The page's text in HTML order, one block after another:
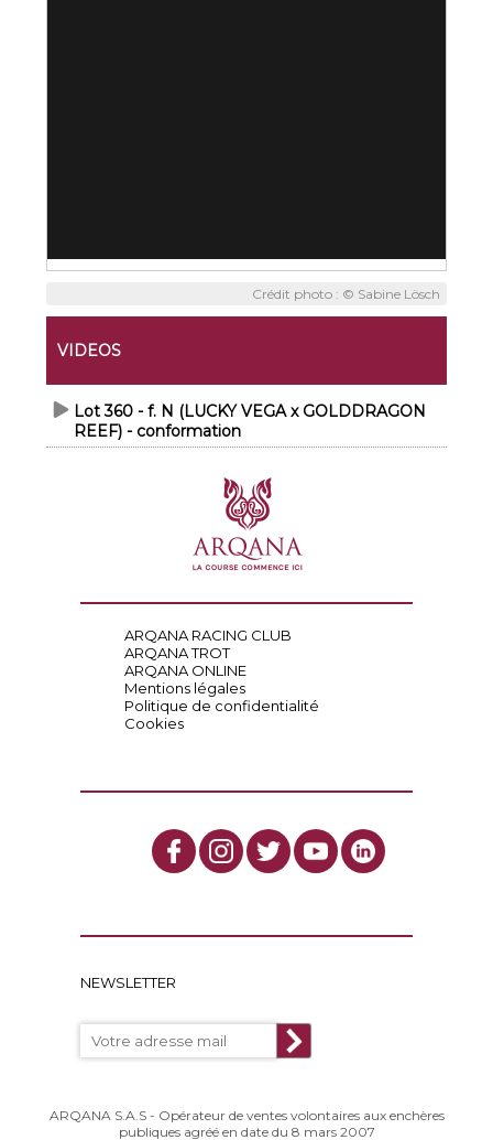
Crédit photo : © Sabine Lösch
VIDEOS
Lot 360 - f. N (LUCKY VEGA x GOLDDRAGON
REEF) - conformation
ARQANA RACING CLUB
ARQANA TROT
ARQANA ONLINE
Mentions légales
Politique de confidentialité
Cookies
NEWSLETTER
ARQANA S.A.S - Opérateur de ventes volontaires aux enchères
publiques agréé en date du 8 mars 2007